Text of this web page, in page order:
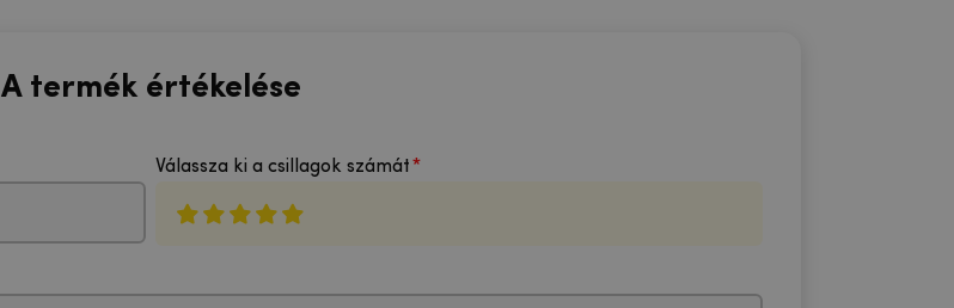
A termék értékelése
Válassza ki a csillagok számát